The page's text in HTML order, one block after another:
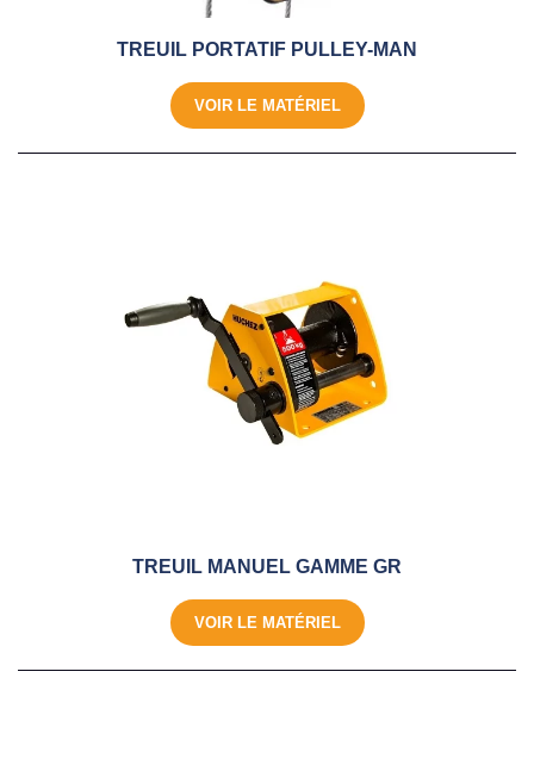
TREUIL PORTATIF PULLEY-MAN
VOIR LE MATÉRIEL
TREUIL MANUEL GAMME GR
VOIR LE MATÉRIEL